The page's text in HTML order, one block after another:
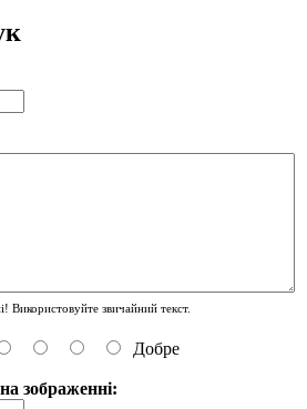
Використовуйте звичайний текст.
Добре
зображенні: